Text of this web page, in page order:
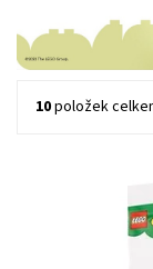
10položek
Postavte si svou